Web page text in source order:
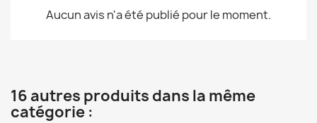
Aucun avis n'a été publié pour le moment.
16 autres produits dans la même
catégorie :